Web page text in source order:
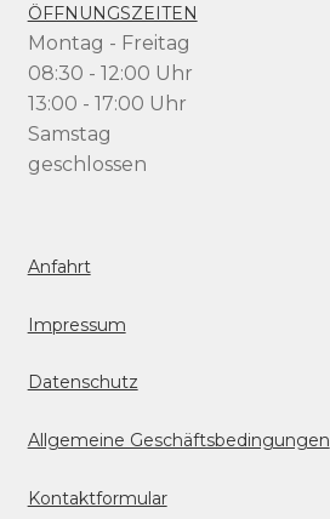
ÖFFNUNGSZEITEN
Montag - Freitag
08:30 - 12:00 Uhr
13:00 - 17:00 Uhr
Samstag
geschlossen
Anfahrt
Impressum
Datenschutz
Allgemeine Geschäftsbedingungen
Kontaktformular